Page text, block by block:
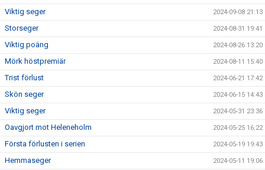
Viktig seger 2024-09-08 21:13
Storseger 2024-08-31 19:41
Viktig poäng 2024-08-26 13:20
Mörk höstpremiär 2024-08-11 15:40
Trist förlust 2024-06-21 17:42
Skön seger 2024-06-15 14:43
Viktig seger 2024-05-31 23:36
Oavgjort mot Heleneholm 2024-05-25 16:22
Första förlusten i serien 2024-05-19 19:43
Hemmaseger 2024-05-11 19:06